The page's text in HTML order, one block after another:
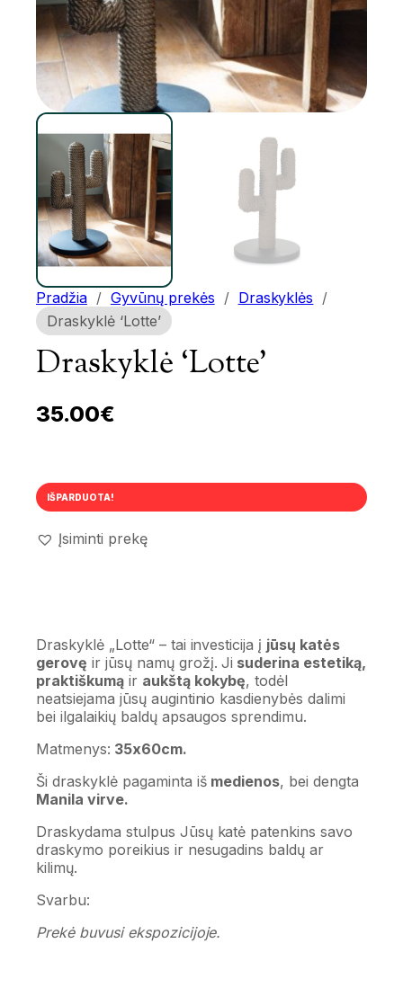
Pradžia / Gyvūnų prekės / Draskyklės /
Draskyklė ‘Lotte’
Draskyklė ‘Lotte’
35.00€
IŠPARDUOTA!
Įsiminti prekę
Draskyklė „Lotte“ – tai investicija į jūsų katės
gerovę ir jūsų namų grožį. Ji suderina estetiką,
praktiškumąir aukštą kokybę, todėl
neatsiejama jūsų augintinio kasdienybės dalimi
bei ilgalaikių baldų apsaugos sprendimu.
Matmenys: 35x60cm.
Ši draskyklė pagaminta iš medienos, bei dengta
Manila virve.
Draskydama stulpus Jūsų katė patenkins savo
draskymo poreikius ir nesugadins baldų ar
kilimų.
Svarbu:
Prekė buvusi ekspozicijoje.